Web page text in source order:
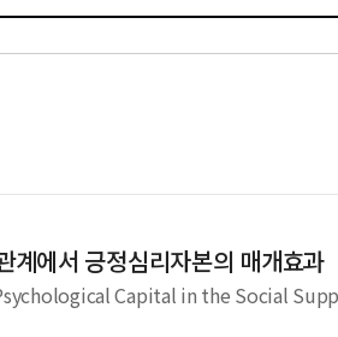
계에서 긍정심리자본의 매개효과
Capital in the Social